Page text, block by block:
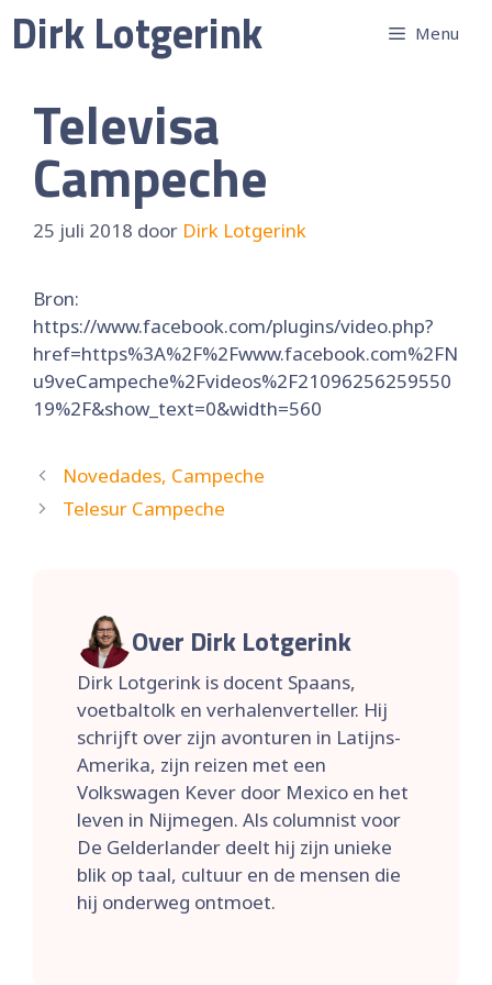
Ga
naar
Dirk Lotgerink Menu
Televisa
Campeche
25 juli 2018 door Dirk Lotgerink
Bron:
https://www.facebook.com/plugins/video.php?
href=https%3A%2F%2Fwww.facebook.com%2FN
u9veCampeche%2Fvideos%2F21096256259550
19%2F&show_text=0&width=560
Novedades, Campeche
Telesur Campeche
Over Dirk Lotgerink
Dirk Lotgerink is docent Spaans,
voetbaltolk en verhalenverteller. Hij
schrijft over zijn avonturen in Latijns-
Amerika, zijn reizen met een
Volkswagen Kever door Mexico en het
leven in Nijmegen. Als columnist voor
De Gelderlander deelt hij zijn unieke
blik op taal, cultuur en de mensen die
hij onderweg ontmoet.